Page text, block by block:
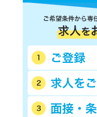
道南いさりび鉄道線